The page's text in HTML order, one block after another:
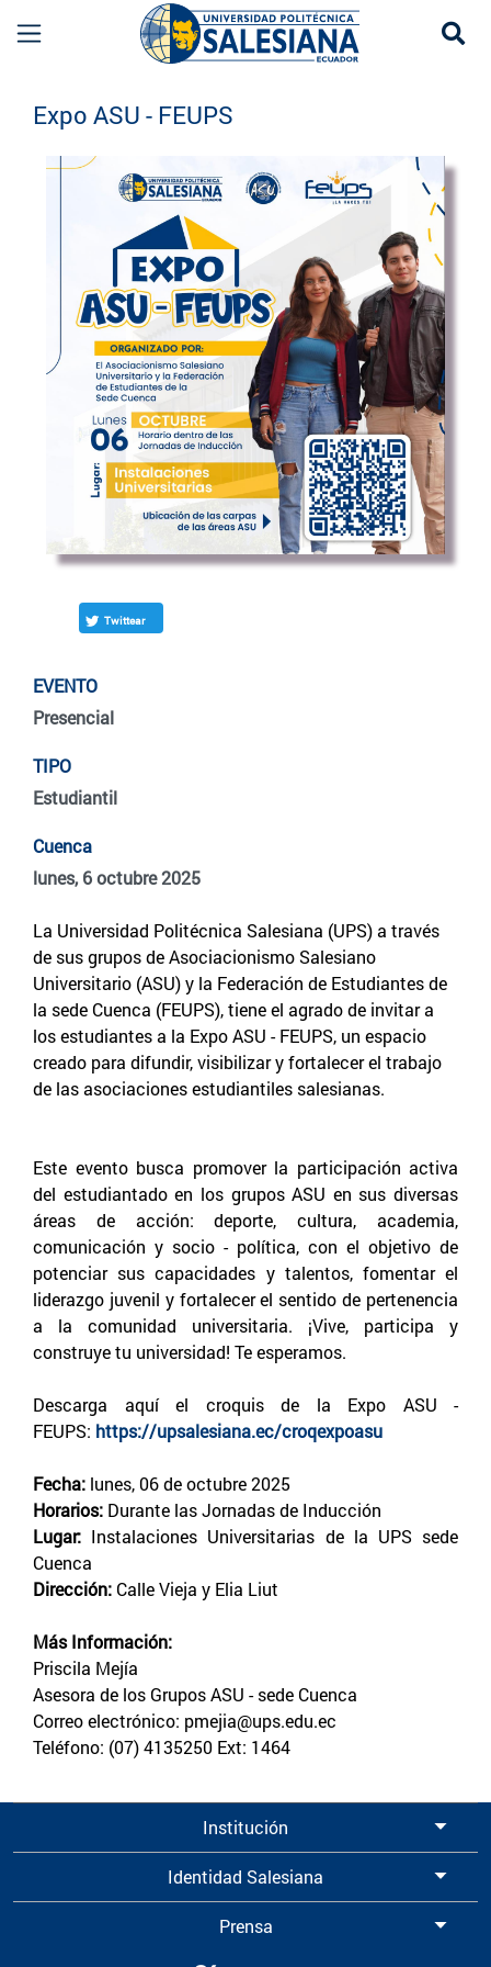
Expo ASU - FEUPS
Twittear
EVENTO
Presencial
TIPO
Estudiantil
Cuenca
lunes, 6 octubre 2025
La Universidad Politécnica Salesiana (UPS) a través
de sus grupos de Asociacionismo Salesiano
Universitario (ASU) y la Federación de Estudiantes de
la sede Cuenca (FEUPS), tiene el agrado de invitar a
los estudiantes a la Expo ASU - FEUPS, un espacio
creado para difundir, visibilizar y fortalecer el trabajo
de las asociaciones estudiantiles salesianas.
Este evento busca promover la participación activa
del estudiantado en los grupos ASU en sus diversas
áreas de acción: deporte, cultura, academia,
comunicación y socio - política, con el objetivo de
potenciar sus capacidades y talentos, fomentar el
liderazgo juvenil y fortalecer el sentido de pertenencia
a la comunidad universitaria. ¡Vive, participa y
construye tu universidad! Te esperamos.
Descarga aquí el croquis de la Expo ASU -
FEUPS: https://upsalesiana.ec/croqexpoasu
Fecha: lunes, 06 de octubre 2025
Horarios: Durante las Jornadas de Inducción
Lugar: Instalaciones Universitarias de la UPS sede
Cuenca
Dirección: Calle Vieja y Elia Liut
Más Información:
Priscila Mejía
Asesora de los Grupos ASU - sede Cuenca
Correo electrónico: pmejia@ups.edu.ec
Teléfono: (07) 4135250 Ext: 1464
Institución
Identidad Salesiana
Prensa